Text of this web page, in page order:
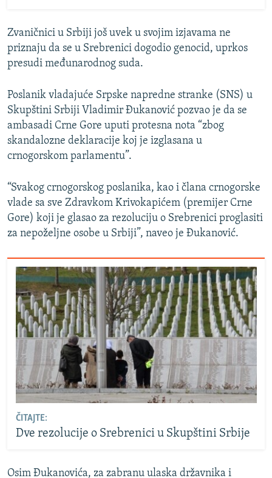
Zvaničnici u Srbiji još uvek u svojim izjavama ne
priznaju da se u Srebrenici dogodio genocid, uprkos
presudi međunarodnog suda.
Poslanik vladajuće Srpske napredne stranke (SNS) u
Skupštini Srbiji Vladimir Đukanović pozvao je da se
ambasadi Crne Gore uputi protesna nota “zbog
skandalozne deklaracije koj je izglasana u
crnogorskom parlamentu”.
“Svakog crnogorskog poslanika, kao i člana crnogorske
vlade sa sve Zdravkom Krivokapićem (premijer Crne
Gore) koji je glasao za rezoluciju o Srebrenici proglasiti
za nepoželjne osobe u Srbiji”, naveo je Đukanović.
ČITAJTE:
Dve rezolucije o Srebrenici u Skupštini Srbije
Osim Đukanovića, za zabranu ulaska državnika i